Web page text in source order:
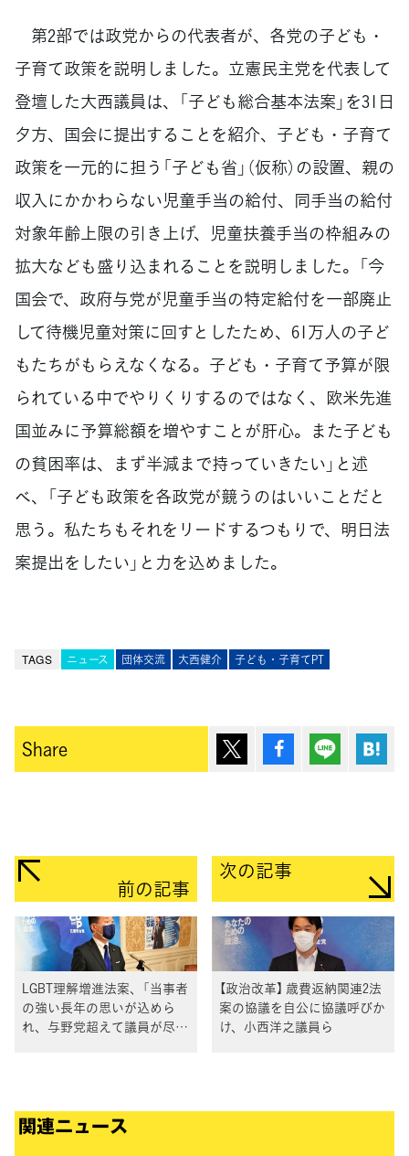
第2部では政党からの代表者が、各党の子ども・
子育て政策を説明しました。立憲民主党を代表して
登壇した大西議員は、「子ども総合基本法案」を31日
夕方、国会に提出することを紹介、子ども・子育て
政策を一元的に担う「子ども省」（仮称）の設置、親の
収入にかかわらない児童手当の給付、同手当の給付
対象年齢上限の引き上げ、児童扶養手当の枠組みの
拡大なども盛り込まれることを説明しました。「今
国会で、政府与党が児童手当の特定給付を一部廃止
して待機児童対策に回すとしたため、61万人の子ど
もたちがもらえなくなる。子ども・子育て予算が限
られている中でやりくりするのではなく、欧米先進
国並みに予算総額を増やすことが肝心。また子ども
の貧困率は、まず半減まで持っていきたい」と述
べ、「子ども政策を各政党が競うのはいいことだと
思う。私たちもそれをリードするつもりで、明日法
案提出をしたい」と力を込めました。
TAGS ニュース 団体交流 大西健介 子ども・子育てPT
Share ポスト シェア Lineで送
前の記事
LGBT理解増進法案、「当事者
の強い長年の思いが込めら
れ、与野党超えて議員が尽
次の記事
【政治改革】 歳費返納関連2法
案の協議を自公に協議呼びか
け、小西洋之議員ら
関連ニュース